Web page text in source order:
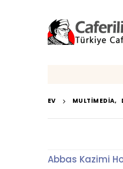
EV MULTIMEDIA,
Abbas Kazimi